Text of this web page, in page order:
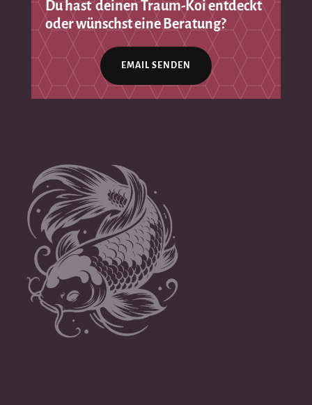
Du hast deinen Traum-Koi entdeckt
oder wünschst eine Beratung?
EMAIL SENDEN